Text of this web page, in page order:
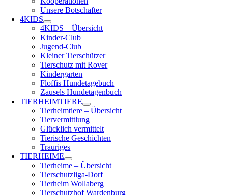
Unsere Botschafter
4KIDS
4KIDS – Übersicht
Kinder-Club
Jugend-Club
Kleiner Tierschützer
Tierschutz mit Rover
Kindergarten
Floffis Hundetagebuch
Zausels Hundetagenbuch
TIERHEIMTIERE
Tierheimtiere – Übersicht
Tiervermittlung
Glücklich vermittelt
Tierische Geschichten
Trauriges
TIERHEIME
Tierheime – Übersicht
Tierschutzliga-Dorf
Tierheim Wollaberg
Tierschutzhof Wardenburg